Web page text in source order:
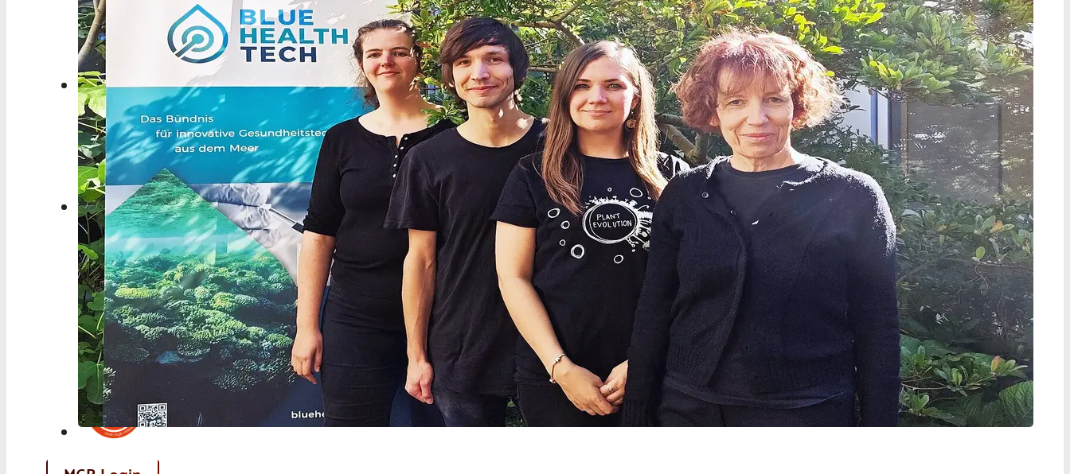
Ophthalmologie
Pädiatrie
Aktuelles
Aktuelles
Berufspolitik
Personalia
Panorama
Service
Kongress
Literatur
Aus der Industrie
Videos
Podcast
Veranstaltungen
Zahlen | Daten | Fakten